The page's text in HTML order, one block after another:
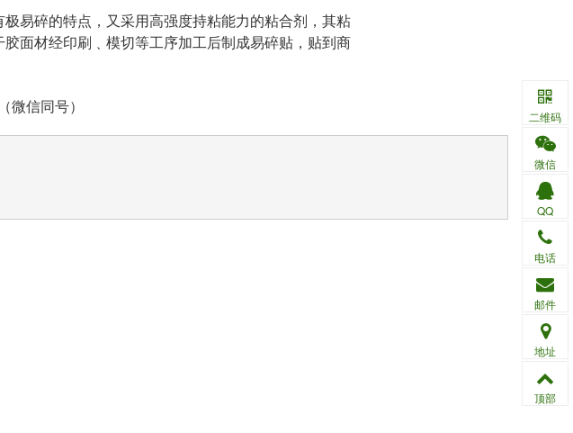
易碎的特点，又采用高强度持粘能力的粘合剂，其粘
面材经印刷﹑模切等工序加工后制成易碎贴，贴到商
信同号）
二维码
微信
QQ
电话
邮件
地址
顶部